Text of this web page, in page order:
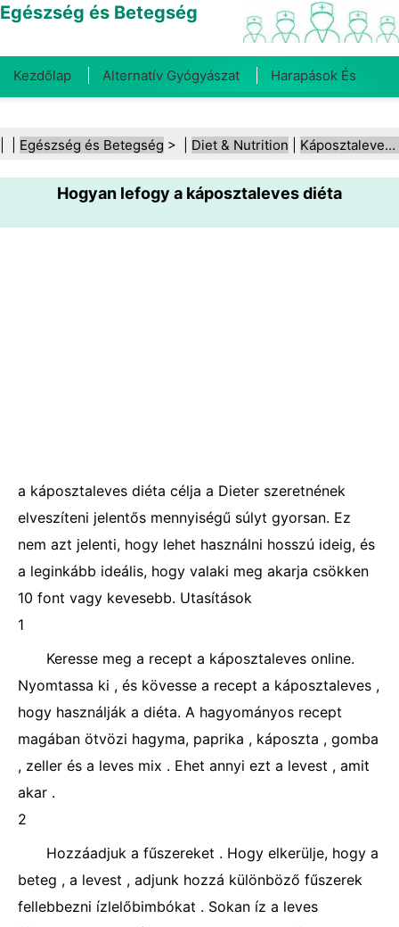
Egészség és Betegség
Kezdőlap Alternatív Gyógyászat Harapások És
Fogegészség Diéta És Táplálkozás Családi
Egészség Egészségügyi Ágazat Mentális Egészség
Közegészségügy És Biztonság Sebészet És
Egészség és Betegség > | Diet & Nutrition Káposztaleves‑diéta
Hogyan lefogy a káposztaleves diéta
a káposztaleves diéta célja a Dieter szeretnének
elveszíteni jelentős mennyiségű súlyt gyorsan. Ez
nem azt jelenti, hogy lehet használni hosszú ideig, és
a leginkább ideális, hogy valaki meg akarja csökken
10 font vagy kevesebb. Utasítások
1
Keresse meg a recept a káposztaleves online.
Nyomtassa ki , és kövesse a recept a káposztaleves ,
hogy használják a diéta. A hagyományos recept
magában ötvözi hagyma, paprika , káposzta , gomba
, zeller és a leves mix . Ehet annyi ezt a levest , amit
akar .
2
Hozzáadjuk a fűszereket . Hogy elkerülje, hogy a
beteg , a levest , adjunk hozzá különböző fűszerek
fellebbezni ízlelőbimbókat . Sokan íz a leves